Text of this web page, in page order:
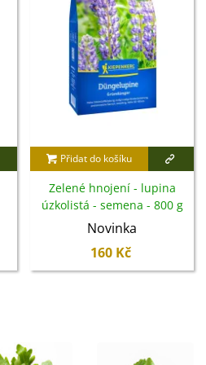
Přidat do košíku
Zelené hnojení - lupina
úzkolistá - semena - 800 g
Novinka
160 Kč